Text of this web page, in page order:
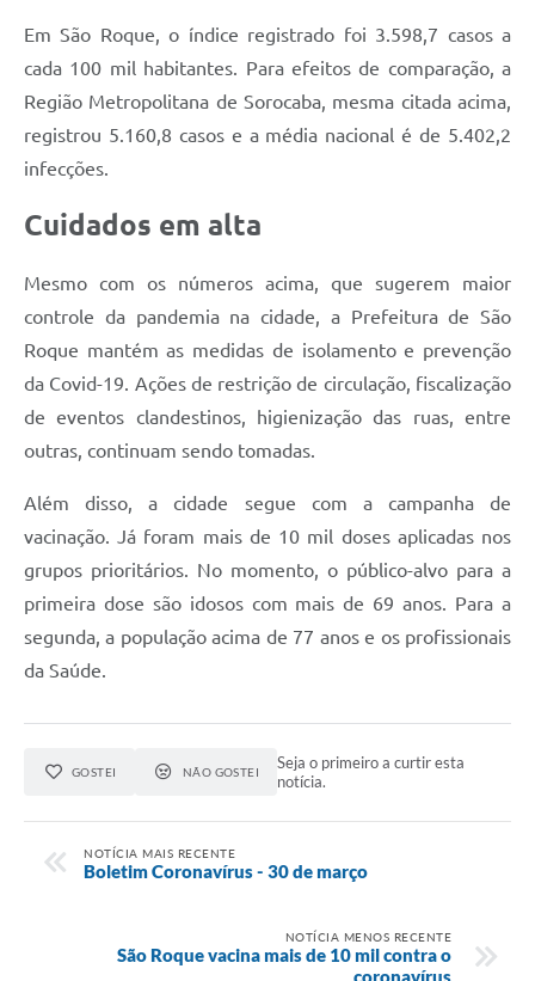
Qualifica São Roque
SEBRAE Aqui
SIC
2ª Via de Tributos
FAQ - Perguntas frequentes
Contato
Em São Roque, o índice registrado foi 3.598,7 casos a
cada 100 mil habitantes. Para efeitos de comparação, a
Região Metropolitana de Sorocaba, mesma citada acima,
registrou 5.160,8 casos e a média nacional é de 5.402,2
infecções.
Cuidados em alta
Mesmo com os números acima, que sugerem maior
controle da pandemia na cidade, a Prefeitura de São
Roque mantém as medidas de isolamento e prevenção
da Covid-19. Ações de restrição de circulação, fiscalização
de eventos clandestinos, higienização das ruas, entre
outras, continuam sendo tomadas.
Além disso, a cidade segue com a campanha de
vacinação. Já foram mais de 10 mil doses aplicadas nos
grupos prioritários. No momento, o público-alvo para a
primeira dose são idosos com mais de 69 anos. Para a
segunda, a população acima de 77 anos e os profissionais
da Saúde.
GOSTEI NÃO GOSTEI
Seja o primeiro a curtir esta
notícia.
NOTÍCIA MAIS RECENTE
Boletim Coronavírus - 30 de março
NOTÍCIA MENOS RECENTE
São Roque vacina mais de 10 mil contra o
coronavírus